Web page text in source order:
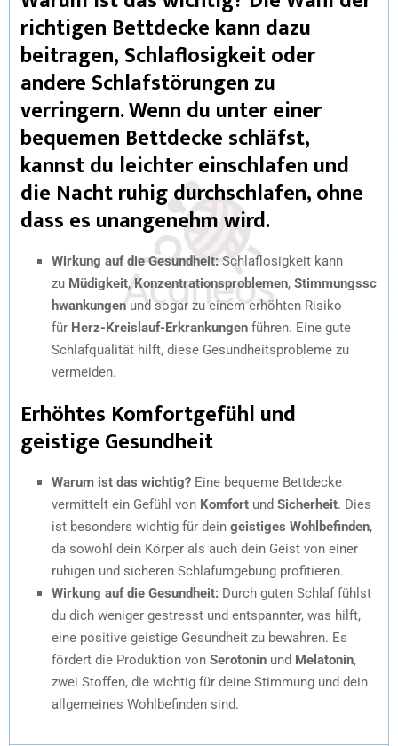
richtigen Bettdecke kann dazu
beitragen, Schlaflosigkeit oder
andere Schlafstörungen zu
verringern. Wenn du unter einer
bequemen Bettdecke schläfst,
kannst du leichter einschlafen und
die Nacht ruhig durchschlafen, ohne
dass es unangenehm wird.
Wirkung auf die Gesundheit:Schlaflosigkeit kann
zu Müdigkeit,Konzentrationsproblemen, Stimmungssc
hwankungenund sogar zu einem erhöhten Risiko
für Herz-Kreislauf-Erkrankungen führen. Eine gute
Schlafqualität hilft, diese Gesundheitsprobleme zu
vermeiden.
Erhöhtes Komfortgefühl und
geistige Gesundheit
Warum ist das wichtig? Eine bequeme Bettdecke
vermittelt ein Gefühl von Komfort und Sicherheit. Dies
ist besonders wichtig für dein geistiges Wohlbefinden,
da sowohl dein Körper als auch dein Geist von einer
ruhigen und sicheren Schlafumgebung profitieren.
Wirkung auf die Gesundheit: Durch guten Schlaf fühlst
du dich weniger gestresst und entspannter, was hilft,
eine positive geistige Gesundheit zu bewahren. Es
fördert die Produktion von Serotonin und Melatonin,
zwei Stoffen, die wichtig für deine Stimmung und dein
allgemeines Wohlbefinden sind.